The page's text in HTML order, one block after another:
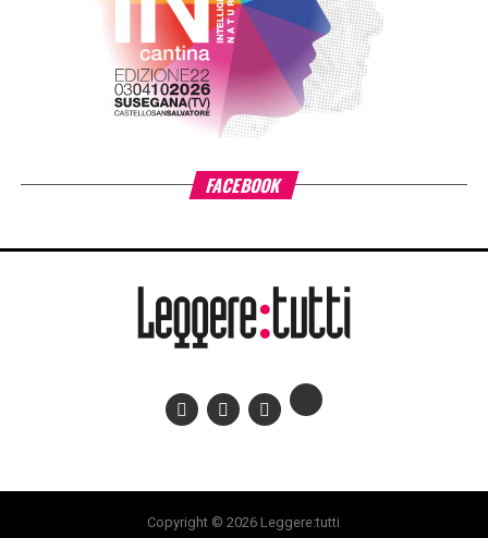
La presentazione sarà l’occasione per esplorare il
creativo del tagliare, assemblare e reinventare
scoprendo come da piccoli pezzi possano nascere storie,
immagini e abiti capaci di raccontare nuovi mondi.
fonte di ispirazione, ricca di idee e spunti creativi per la
Nicoletta Fasani è fondatrice (2010) dell’omonimo brand di
moda sostenibile. Nel Novembre 2023 ha avuto dalla